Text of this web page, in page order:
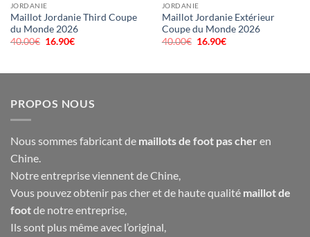
JORDANIE
Maillot Jordanie Third Coupe
du Monde 2026
40.00€ Le
16.90€Le
JORDANIE
Maillot Jordanie Extérieur
Coupe du Monde 2026
40.00€ Le
16.90€Le
PROPOS NOUS
Nous sommes fabricant de maillots de foot pas cher en
Chine.
Notre entreprise viennent de Chine,
Vous pouvez obtenir pas cher et de haute qualité maillot de
footde notre entreprise,
Ils sont plus même avec l’original,